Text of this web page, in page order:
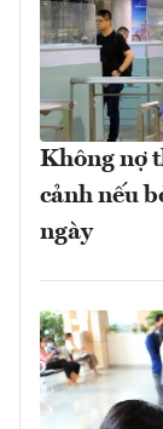
Không nợ
cảnh nếu
ngày